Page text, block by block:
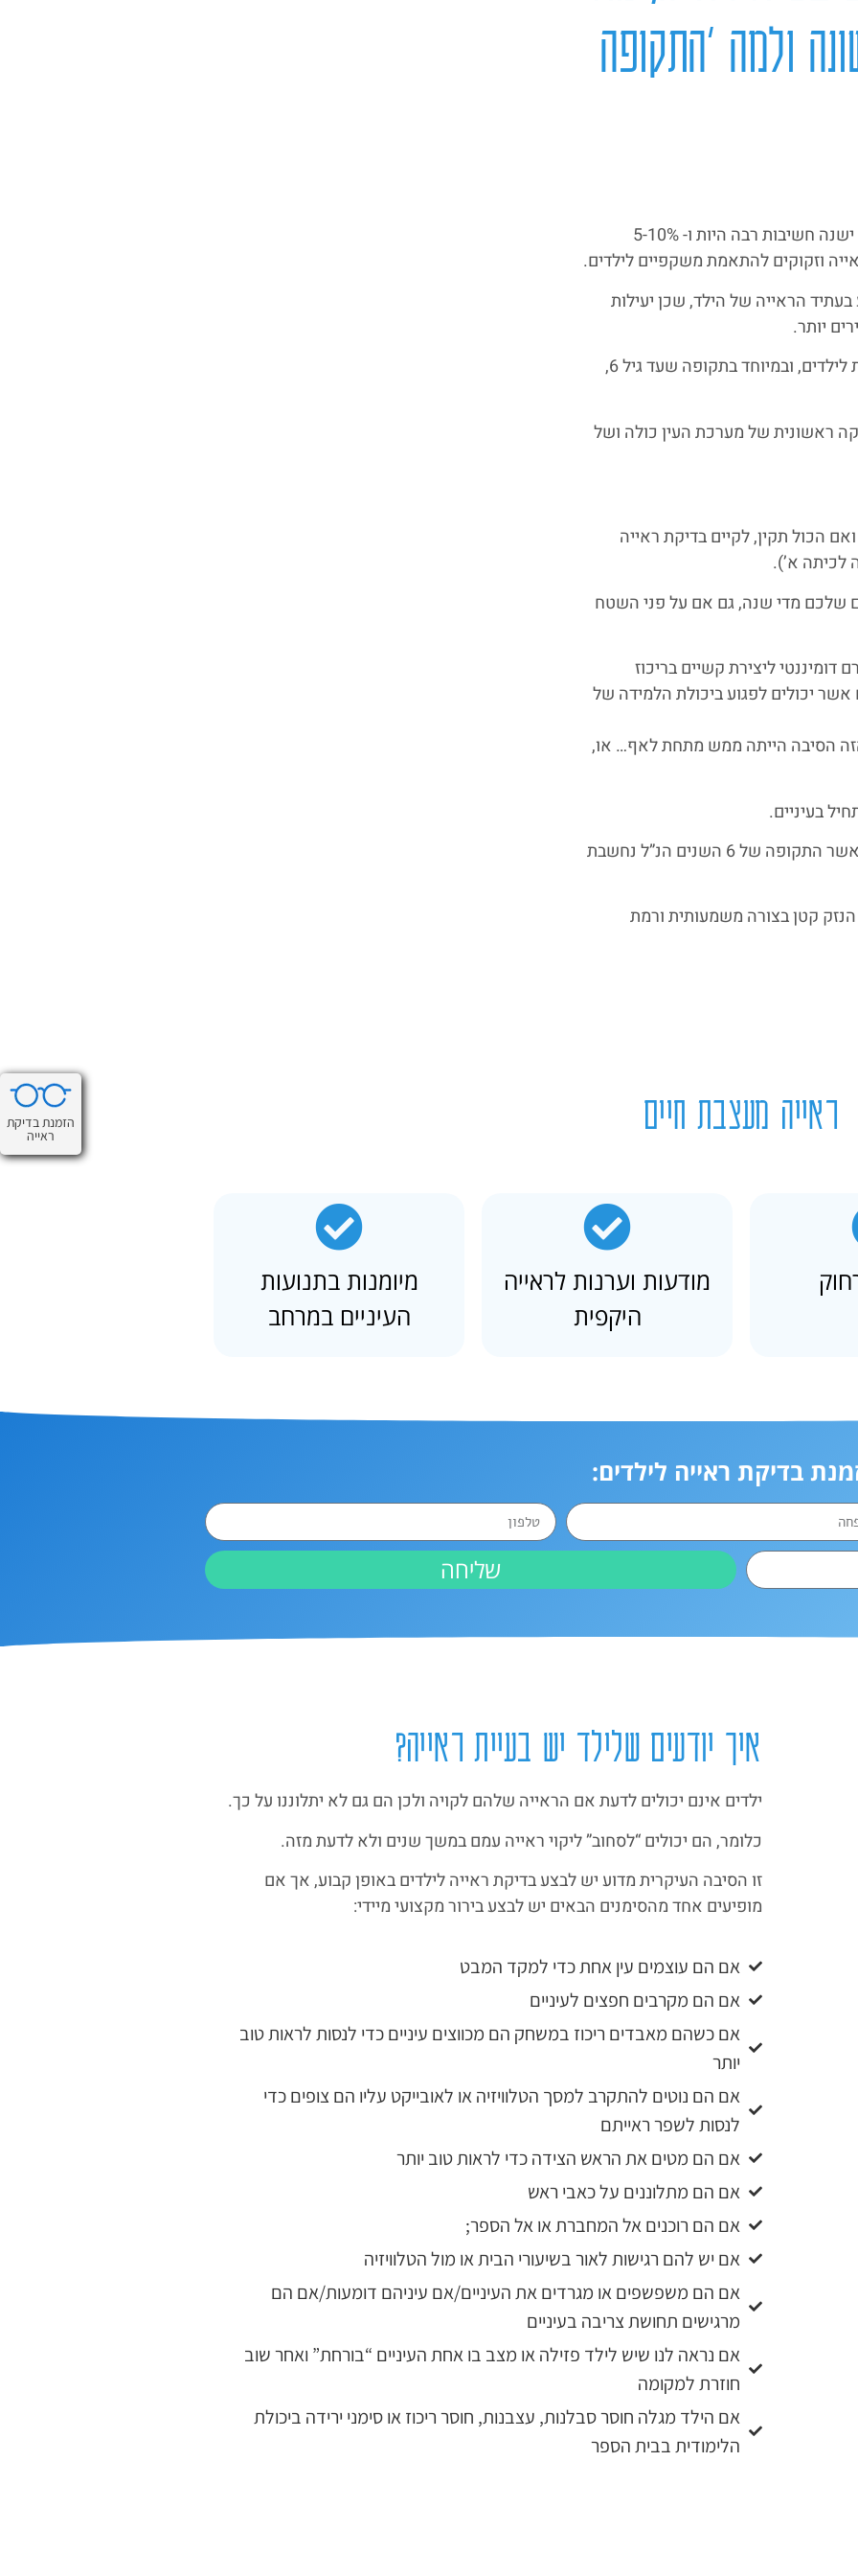
ולמה ‘התקופה
אם אתם כאן איתנו, נשתף איתכם כי לבדיקות ראייה לילדים ישנה חשיבות רבה היות ו- 5-10%
הראייה של הילד, שכן יעילות
יותר.
אי גילוי ליקוי ראייה בזמן, משמע היעדר בדיקות ראיה מקיפות לילדים, ובמיוחד בתקופה שעד גיל 6,
72 שעות, מתבצעת בדיקה ראשונית של מערכת העין כולה ושל
הכול תקין, לקיים בדיקת ראייה
שלכם מדי שנה, גם אם על פני השטח
דומיננטי ליצירת קשיים בריכוז
יכולים לפגוע ביכולת הלמידה של
הסיבה הייתה ממש מתחת לאף… או,
בעיניים.
רוטינה קבועה של בדיקות ראייה אצל ילדים חשובה ביותר, כאשר התקופה של 6 השנים הנ”ל נחשבת
קטן בצורה משמעותית ורמת
ראייה מעצבת חיים
מודעות וערנות לראייה
היקפית
מיומנות בתנועות
העיניים במרחב
בדיקת ראייה לילדים:
שליחה
איך יודעים שלילד יש בעיית ראייה?
ילדים אינם יכולים לדעת אם הראייה שלהם לקויה ולכן הם גם לא יתלוננו על כך.
כלומר, הם יכולים “לסחוב” ליקוי ראייה עמם במשך שנים ולא לדעת מזה.
זו הסיבה העיקרית מדוע יש לבצע בדיקת ראייה לילדים באופן קבוע, אך אם
מופיעים אחד מהסימנים הבאים יש לבצע בירור מקצועי מיידי:
אם הם עוצמים עין אחת כדי למקד המבט
אם הם מקרבים חפצים לעיניים
אם כשהם מאבדים ריכוז במשחק הם מכווצים עיניים כדי לנסות לראות טוב
יותר
אם הם נוטים להתקרב למסך הטלוויזיה או לאובייקט עליו הם צופים כדי
לנסות לשפר ראייתם
אם הם מטים את הראש הצידה כדי לראות טוב יותר
אם הם מתלוננים על כאבי ראש
אם הם רוכנים אל המחברת או אל הספר;
אם יש להם רגישות לאור בשיעורי הבית או מול הטלוויזיה
אם הם משפשפים או מגרדים את העיניים/אם עיניהם דומעות/אם הם
מרגישים תחושת צריבה בעיניים
אם נראה לנו שיש לילד פזילה או מצב בו אחת העיניים “בורחת” ואחר שוב
חוזרת למקומה
אם הילד מגלה חוסר סבלנות, עצבנות, חוסר ריכוז או סימני ירידה ביכולת
הלימודית בבית הספר
הזמנת בדיקת
ראייה